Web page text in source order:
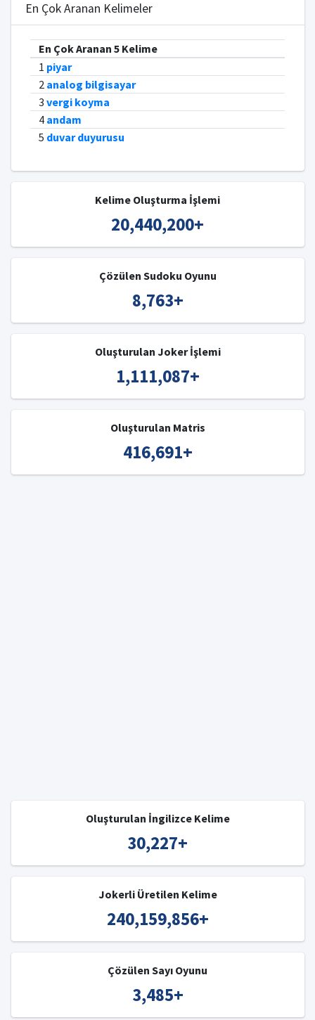
En Çok Aranan Kelimeler
En Çok Aranan 5 Kelime
1 piyar
2 analog bilgisayar
3 vergi koyma
4 andam
5 duvar duyurusu
Kelime Oluşturma İşlemi
20,440,200+
Çözülen Sudoku Oyunu
8,763+
Oluşturulan Joker İşlemi
1,111,087+
Oluşturulan Matris
416,691+
Oluşturulan İngilizce Kelime
30,227+
Jokerli Üretilen Kelime
240,159,856+
Çözülen Sayı Oyunu
3,485+